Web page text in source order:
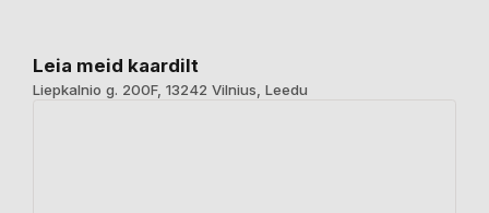
Leia meid kaardilt
Liepkalnio g. 200F, 13242 Vilnius, Leedu